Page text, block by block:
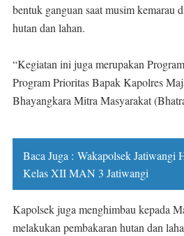
bentuk ganguan saat musim kemarau
hutan dan lahan.
“Kegiatan ini juga merupakan
Program Prioritas Bapak Kapolres
Bhayangkara Mitra Masyarakat
Baca Juga : Wakapolsek Jatiwangi
Kelas XII MAN 3 Jatiwangi
Kapolsek juga menghimbau kepada
melakukan pembakaran hutan dan